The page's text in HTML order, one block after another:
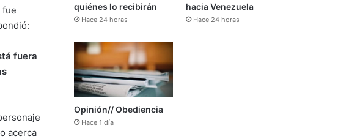
fue
fuera
acerca
quiénes lo recibirán
Hace 24 horas
hacia Venezuela
Hace 24 horas
Opinión// Obediencia
Hace 1 día